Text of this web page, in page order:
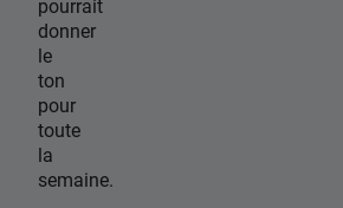
pourrait
donner
le
ton
pour
toute
la
semaine.